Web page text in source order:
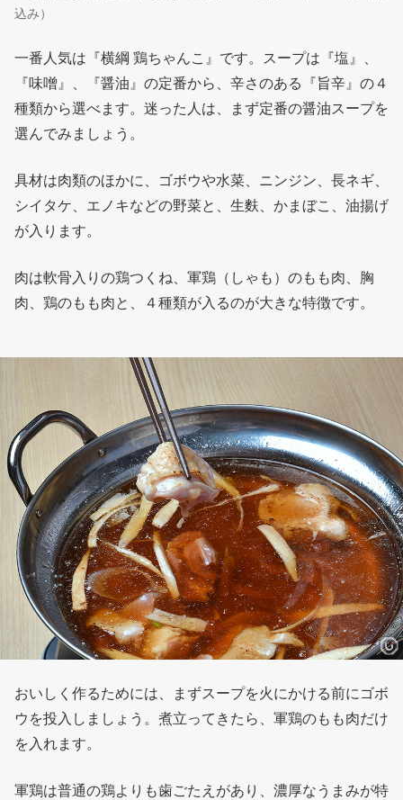
込み）
一番人気は『横綱 鶏ちゃんこ』です。スープは『塩』、
『味噌』、『醤油』の定番から、辛さのある『旨辛』の４
種類から選べます。迷った人は、まず定番の醤油スープを
選んでみましょう。
具材は肉類のほかに、ゴボウや水菜、ニンジン、長ネギ、
シイタケ、エノキなどの野菜と、生麩、かまぼこ、油揚げ
が入ります。
肉は軟骨入りの鶏つくね、軍鶏（しゃも）のもも肉、胸
肉、鶏のもも肉と、４種類が入るのが大きな特徴です。
おいしく作るためには、まずスープを火にかける前にゴボ
ウを投入しましょう。煮立ってきたら、軍鶏のもも肉だけ
を入れます。
軍鶏は普通の鶏よりも歯ごたえがあり、濃厚なうまみが特